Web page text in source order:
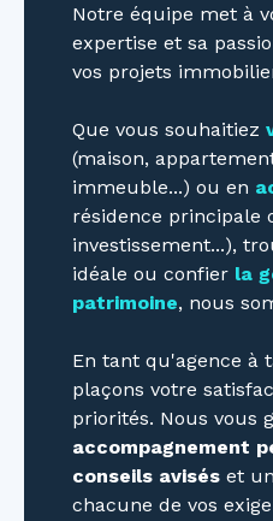
Notre équipe met à
expertise et sa
vos projets
Que vous souhaitiez
(maison,
immeuble...) ou en
résidence principale
investissement...),
idéale ou confier la
patrimoine, nous
En tant qu'agence à
plaçons votre
priorités. Nous vous
accompagnement
conseils avisés et
chacune de vos